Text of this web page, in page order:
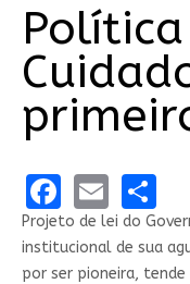
Email
Projeto de lei do
institucional de sua
por ser pioneira, tende